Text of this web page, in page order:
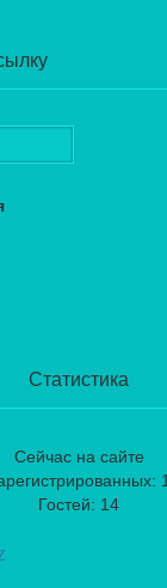
Статистика
Сейчас на сайте
Гостей: 14